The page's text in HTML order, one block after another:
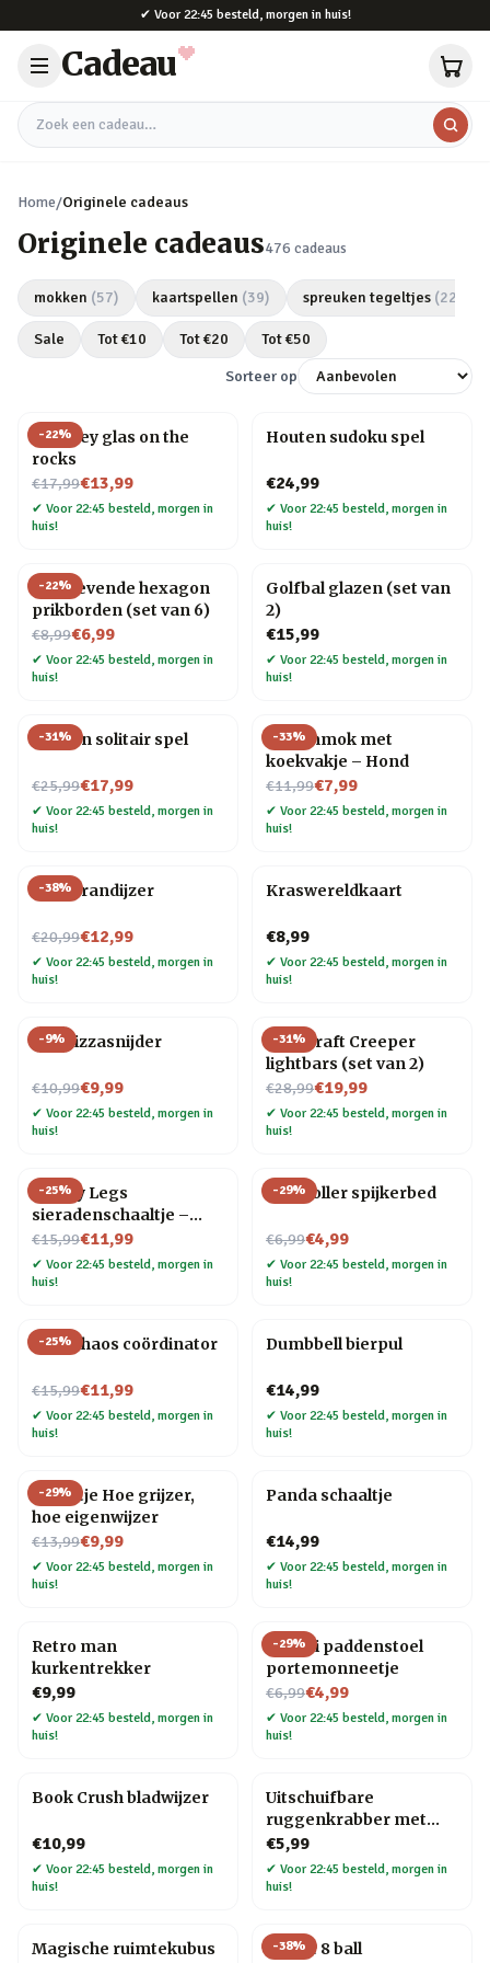
✔ Voor 22:45 besteld, morgen in huis!
Cadeau
Zoek een cadeau
Home/Originele cadeaus
Originele cadeaus476 cadeaus
mokken (57) kaartspellen (39) spreuken tegeltjes (22
Sale Tot €10 Tot €20 Tot €50
Sorteer op
-22%
Whiskey glas on the
rocks
€17,99
Nu voor€13,99
✔ Voor 22:45 besteld, morgen in
huis!
Houten sudoku spel
€24,99
✔ Voor 22:45 besteld, morgen in
huis!
-22%
Zelfklevende hexagon
prikborden (set van 6)
€8,99
Nu voor€6,99
✔ Voor 22:45 besteld, morgen in
huis!
Golfbal glazen (set van
2)
€15,99
✔ Voor 22:45 besteld, morgen in
huis!
-31%
Houten solitair spel
€25,99
Nu voor€17,99
✔ Voor 22:45 besteld, morgen in
huis!
-33%
Dierenmok met
koekvakje – Hond
€11,99
Nu voor€7,99
✔ Voor 22:45 besteld, morgen in
huis!
-38%
BBQ brandijzer
€20,99
Nu voor€12,99
✔ Voor 22:45 besteld, morgen in
huis!
Kraswereldkaart
€8,99
✔ Voor 22:45 besteld, morgen in
huis!
-9%
Kat Pizzasnijder
€10,99
Nu voor€9,99
✔ Voor 22:45 besteld, morgen in
huis!
-31%
Minecraft Creeper
lightbars (set van 2)
€28,99
Nu voor€19,99
✔ Voor 22:45 besteld, morgen in
huis!
-25%
Happy Legs
sieradenschaaltje –
Rood/pumps
€15,99
Nu voor€11,99
✔ Voor 22:45 besteld, morgen in
huis!
-29%
Controller spijkerbed
€6,99
Nu voor€4,99
✔ Voor 22:45 besteld, morgen in
huis!
-25%
Mok Chaos coördinator
€15,99
Nu voor€11,99
✔ Voor 22:45 besteld, morgen in
huis!
Dumbbell bierpul
€14,99
✔ Voor 22:45 besteld, morgen in
huis!
-29%
Tegeltje Hoe grijzer,
hoe eigenwijzer
€13,99
Nu voor€9,99
✔ Voor 22:45 besteld, morgen in
huis!
Panda schaaltje
€14,99
✔ Voor 22:45 besteld, morgen in
huis!
Retro man
kurkentrekker
€9,99
✔ Voor 22:45 besteld, morgen in
huis!
-29%
Kawaii paddenstoel
portemonneetje
€6,99
Nu voor€4,99
✔ Voor 22:45 besteld, morgen in
huis!
Book Crush bladwijzer
€10,99
✔ Voor 22:45 besteld, morgen in
huis!
Uitschuifbare
ruggenkrabber met
houten handvat
€5,99
✔ Voor 22:45 besteld, morgen in
huis!
Magische ruimtekubus -38%
Mystic 8 ball